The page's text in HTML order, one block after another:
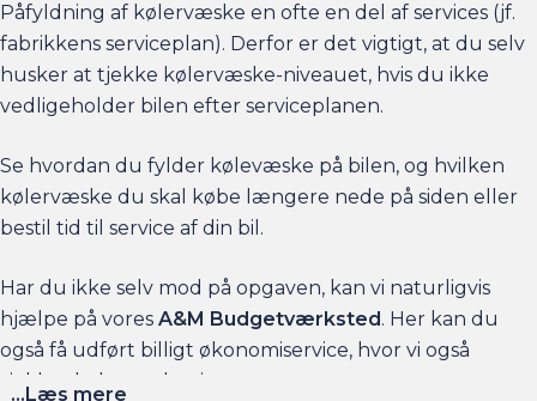
Er din bil fra efter 2000, skal du vælge en rød
Den røde kølervæske er nemlig tilsat ethylenglykol, og
vil typisk være en såkaldt ”long life”-kølervæske. Dette
skyldes, at denne type kølervæske ikke er så hård ved
gummi og metal i motoren.
Forskellige typer kølervæske bør ikke blandes. Skift i
stedet al kølervæsken. Når du fylder kølervæske på,
skal du samtidig fylde vand på køleren i forholdet 1:1.
Anvend gerne demineraliseret vand. Det er netop
Påfyldning af kølervæske en ofte en del af services (jf.
fabrikkens serviceplan). Derfor er det vigtigt, at du selv
husker at tjekke kølervæske-niveauet, hvis du ikke
vedligeholder bilen efter serviceplanen.
Se hvordan du fylder kølevæske på bilen, og hvilken
kølervæske du skal købe længere nede på siden eller
bestil tid til service af din bil.
Har du ikke selv mod på opgaven, kan vi naturligvis
hjælpe på vores A&M Budgetværksted . Her kan du
også få udført billigt økonomiservice, hvor vi også
tjekker kølervæskeniveauet.
...Læs mere